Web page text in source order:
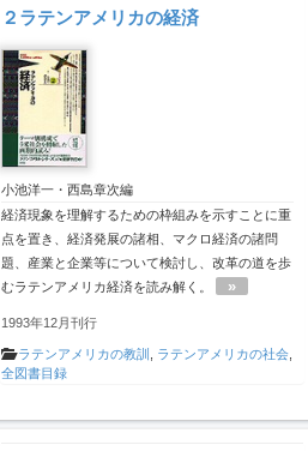
２ラテンアメリカの経済
小池洋一・西島章次編
経済現象を理解するための枠組みを示すことに重
点を置き、経済発展の諸相、マクロ経済の諸問
題、産業と企業等について検討し、改革の道を歩
むラテンアメリカ経済を読み解く。
»
1993年12月刊行
ラテンアメリカの教訓 ラテンアメリカの社会
全図書目録